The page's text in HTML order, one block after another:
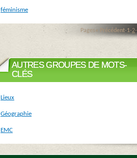
féminisme
Pages« Précédent-1-2-
AUTRES GROUPES DE MOTS-
CLÉS
Lieux
Géographie
EMC